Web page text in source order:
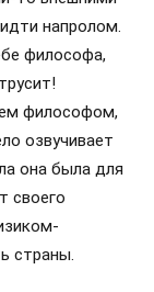
напролом.
философа,
философом,
озвучивает
она была для
своего
страны.